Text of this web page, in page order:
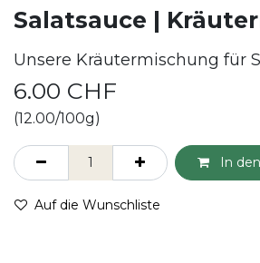
Salatsauce |
Unsere Kräutermischung für
6.00 CHF
(12.00/100g)
In
Auf die Wunschliste